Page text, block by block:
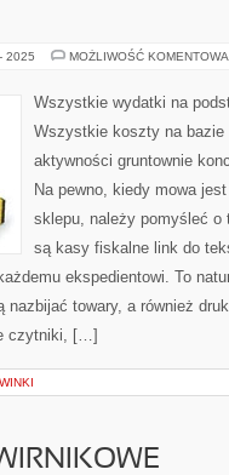
2025 MOŻLIWOŚĆ
Wszystkie wydatki na
Wszystkie koszty na bazie
aktywności gruntownie
Na pewno, kiedy mowa
sklepu, należy pomyśleć o
są kasy fiskalne link do
ekspedientowi. To
nazbijać towary, a również
czytniki, […]